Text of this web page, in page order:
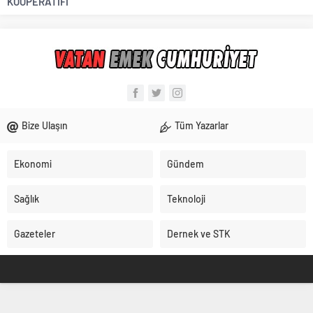
Bize Ulaşın Tüm Yazarlar
Ekonomi Gündem
Sağlık Teknoloji
Gazeteler Dernek ve STK